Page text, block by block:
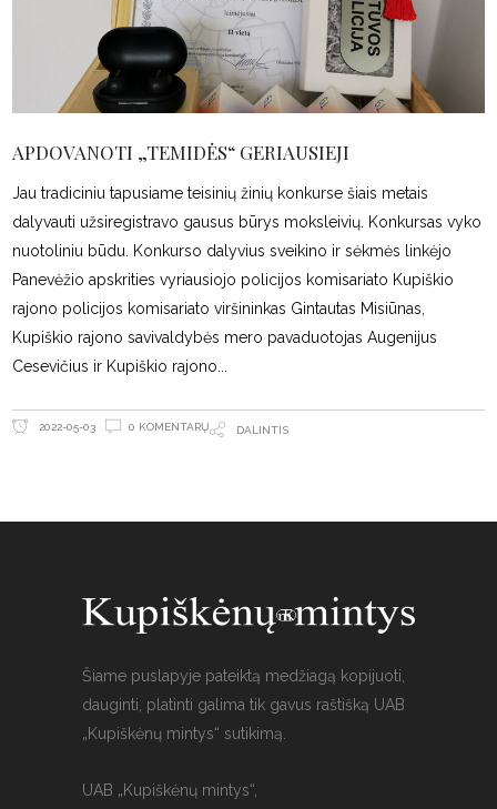
APDOVANOTI „TEMIDĖS“ GERIAUSIEJI
Jau tradiciniu tapusiame teisinių žinių konkurse šiais metais
dalyvauti užsiregistravo gausus būrys moksleivių. Konkursas vyko
nuotoliniu būdu. Konkurso dalyvius sveikino ir sėkmės linkėjo
Panevėžio apskrities vyriausiojo policijos komisariato Kupiškio
rajono policijos komisariato viršininkas Gintautas Misiūnas,
Kupiškio rajono savivaldybės mero pavaduotojas Augenijus
Cesevičius ir Kupiškio rajono
2022-05-03 0 KOMENTARŲ DALINTIS
Šiame puslapyje pateiktą medžiagą kopijuoti,
dauginti, platinti galima tik gavus raštišką UAB
„Kupiškėnų mintys“ sutikimą.
UAB „Kupiškėnų mintys“,